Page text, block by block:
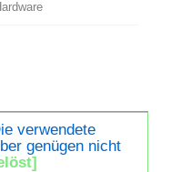
verwendete
genügen nicht